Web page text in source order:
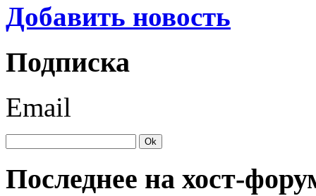
Добавить новость
Подписка
Email
Последнее на хост-